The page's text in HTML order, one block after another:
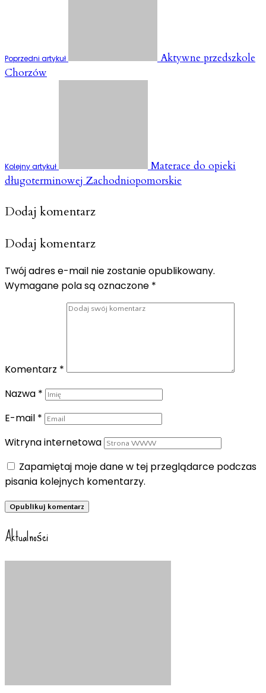
Poprzedni artykuł
Aktywne przedszkole
Chorzów
Kolejny artykuł
Materace do opieki
długoterminowej Zachodniopomorskie
Dodaj komentarz
Dodaj komentarz
Twój adres e-mail nie zostanie opublikowany.
Wymagane pola są oznaczone *
Komentarz *
Nazwa *
E-mail *
Witryna internetowa
Zapamiętaj moje dane w tej przeglądarce podczas
pisania kolejnych komentarzy.
Aktualności